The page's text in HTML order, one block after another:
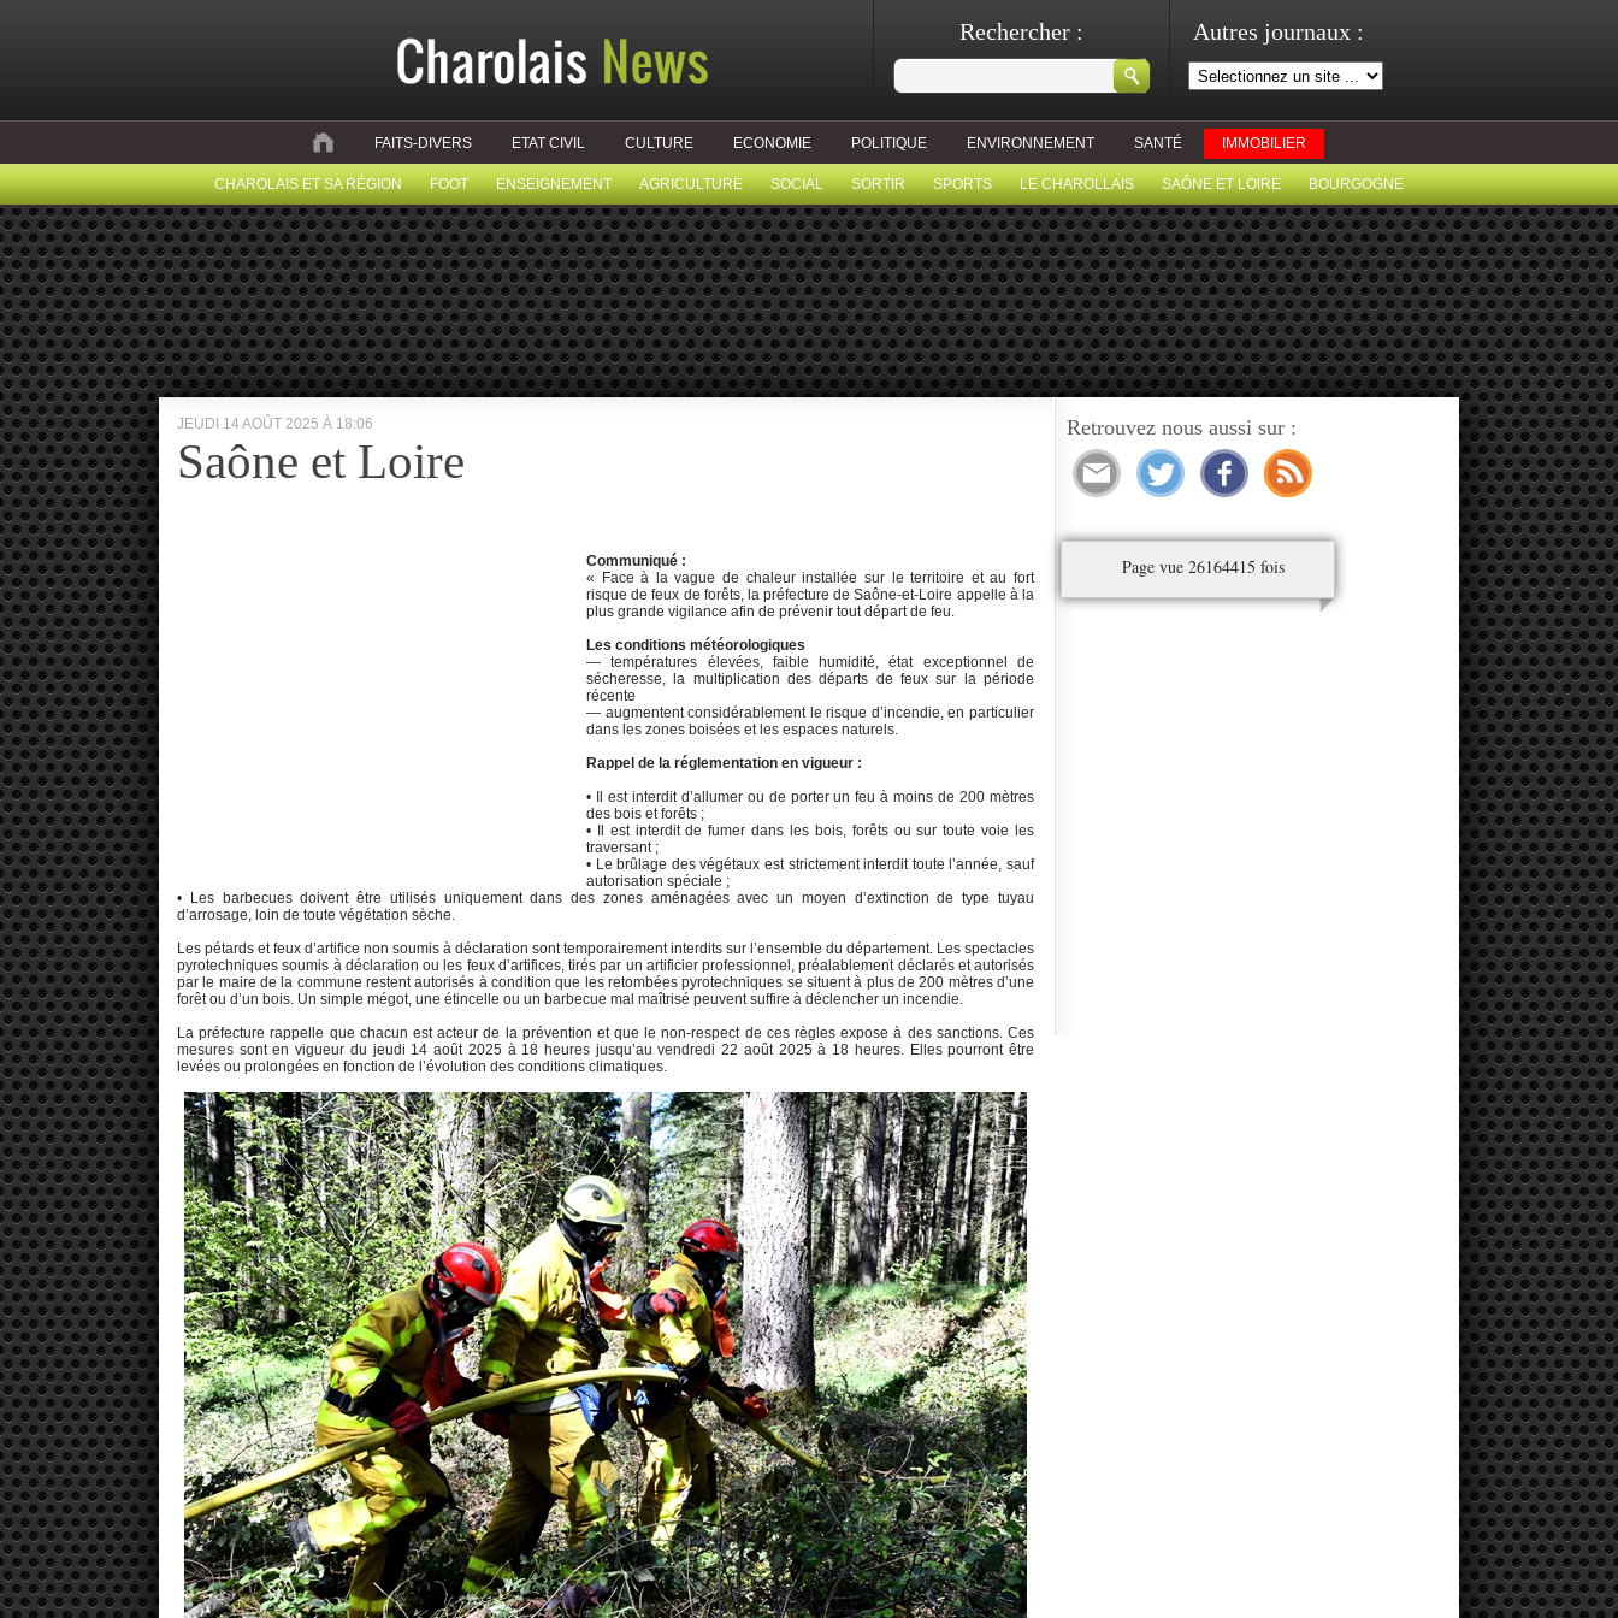
Autres journaux :
Rechercher :
FAITS-DIVERS ETAT CIVIL CULTURE ECONOMIE POLITIQUE ENVIRONNEMENT SANTÉ IMMOBILIER
CHAROLAIS ET SA RÉGION FOOT ENSEIGNEMENT AGRICULTURE SOCIAL SORTIR SPORTS LE CHAROLLAIS SAÔNE ET LOIRE BOURGOGNE
JEUDI 14 AOÛT 2025 À 18:06
Saône et Loire
Communiqué :
« Face à la vague de chaleur installée sur le territoire et au fort
risque de feux de forêts, la préfecture de Saône-et-Loire appelle à la
plus grande vigilance afin de prévenir tout départ de feu.
Les conditions météorologiques
— températures élevées, faible humidité, état exceptionnel de
sécheresse, la multiplication des départs de feux sur la période
récente
— augmentent considérablement le risque d’incendie, en particulier
dans les zones boisées et les espaces naturels.
Rappel de la réglementation en vigueur :
• Il est interdit d’allumer ou de porter un feu à moins de 200 mètres
des bois et forêts ;
• Il est interdit de fumer dans les bois, forêts ou sur toute voie les
traversant ;
• Le brûlage des végétaux est strictement interdit toute l’année, sauf
autorisation spéciale ;
• Les barbecues doivent être utilisés uniquement dans des zones aménagées avec un moyen d’extinction de type tuyau
d’arrosage, loin de toute végétation sèche.
Les pétards et feux d’artifice non soumis à déclaration sont temporairement interdits sur l’ensemble du département. Les spectacles
pyrotechniques soumis à déclaration ou les feux d’artifices, tirés par un artificier professionnel, préalablement déclarés et autorisés
par le maire de la commune restent autorisés à condition que les retombées pyrotechniques se situent à plus de 200 mètres d’une
forêt ou d’un bois. Un simple mégot, une étincelle ou un barbecue mal maîtrisé peuvent suffire à déclencher un incendie.
La préfecture rappelle que chacun est acteur de la prévention et que le non-respect de ces règles expose à des sanctions. Ces
mesures sont en vigueur du jeudi 14 août 2025 à 18 heures jusqu’au vendredi 22 août 2025 à 18 heures. Elles pourront être
levées ou prolongées en fonction de l’évolution des conditions climatiques.
Retrouvez nous aussi sur :
Page vue 26164415 fois